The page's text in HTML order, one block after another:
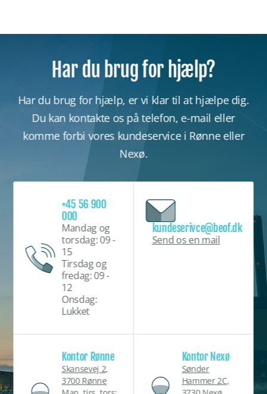
Har du brug for hjælp?
Har du brug for hjælp, er vi klar til at hjælpe dig.
Du kan kontakte os på telefon, e-mail eller
komme forbi vores kundeservice i Rønne eller
Nexø.
+45 56 900
000
Mandag og
torsdag: 09 -
15
Tirsdag og
fredag: 09 -
12
Onsdag:
Lukket
kundeserivce@beof.dk
Send os en mail
Kontor Rønne
Skansevej 2,
3700 Rønne
Kontor Nexø
Sønder
Hammer 2C,